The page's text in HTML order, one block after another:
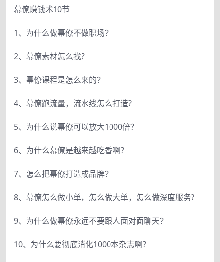
幕僚赚钱术10节
1、为什么做幕僚不做职场？
2、幕僚素材怎么找？
3、幕僚课程是怎么来的？
4、幕僚跑流量，流水线怎么打造?
5、为什么说幕僚可以放大1000倍？
6、为什么幕僚是越来越吃香啊？
7、怎么把幕僚打造成品牌？
8、幕僚怎么做小单，怎么做大单，怎么做深度服务?
9、为什么做幕僚永远不要跟人面对面聊天？
10、为什么要彻底消化1000本杂志啊？